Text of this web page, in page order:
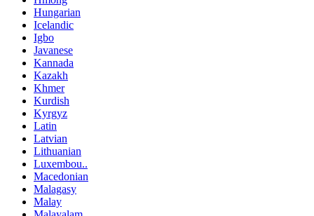
Hungarian
Icelandic
Igbo
Javanese
Kannada
Kazakh
Khmer
Kurdish
Kyrgyz
Latin
Latvian
Lithuanian
Luxembou..
Macedonian
Malagasy
Malay